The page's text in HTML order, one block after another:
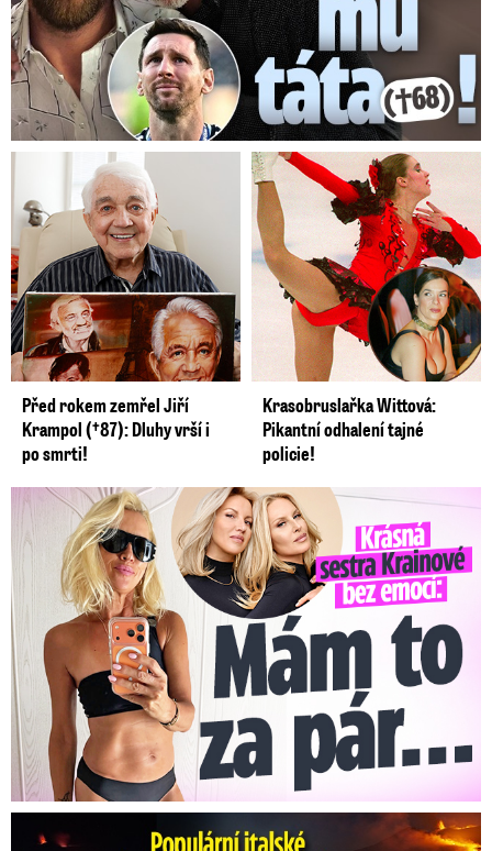
Před rokem zemřel Jiří
Krampol (†87): Dluhy vrší i
po smrti!
Krasobruslařka Wittová:
Pikantní odhalení tajné
policie!
Krásná sestra Krainové bez emocí: Mám to za pár…
Erupce sicilské sopky Etny: Ruší desítky letů